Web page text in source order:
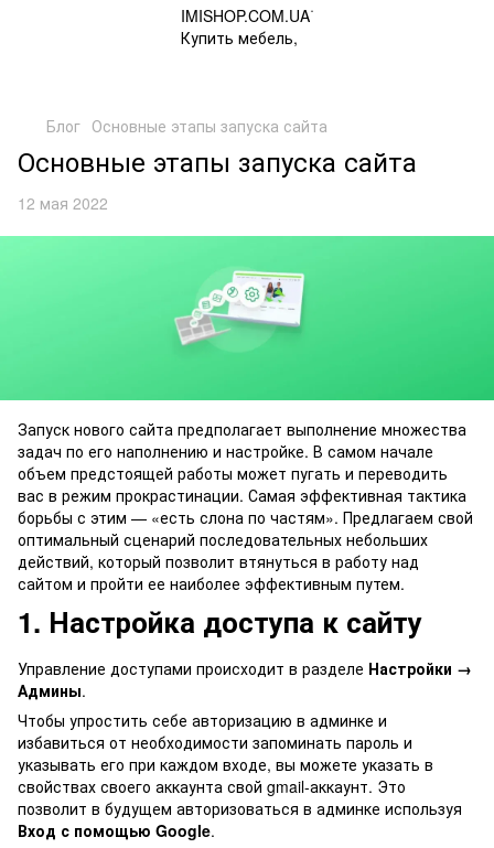
Блог Основные этапы запуска сайта
Основные этапы запуска сайта
12 мая 2022
Запуск нового сайта предполагает выполнение множества
задач по его наполнению и настройке. В самом начале
объем предстоящей работы может пугать и переводить
вас в режим прокрастинации. Самая эффективная тактика
борьбы с этим — «есть слона по частям». Предлагаем свой
оптимальный сценарий последовательных небольших
действий, который позволит втянуться в работу над
сайтом и пройти ее наиболее эффективным путем.
1. Настройка доступа к сайту
Управление доступами происходит в разделе Настройки →
Админы.
Чтобы упростить себе авторизацию в админке и
избавиться от необходимости запоминать пароль и
указывать его при каждом входе, вы можете указать в
свойствах своего аккаунта свой gmail-аккаунт. Это
позволит в будущем авторизоваться в админке используя
Вход с помощью Google.